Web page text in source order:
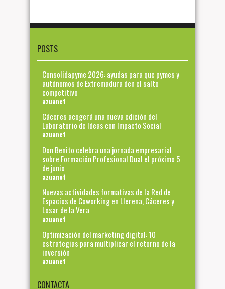
POSTS
Consolidapyme 2026: ayudas para que pymes y
autónomos de Extremadura den el salto
competitivo
azuanet
Cáceres acogerá una nueva edición del
Laboratorio de Ideas con Impacto Social
azuanet
Don Benito celebra una jornada empresarial
sobre Formación Profesional Dual el próximo 5
de junio
azuanet
Nuevas actividades formativas de la Red de
Espacios de Coworking en Llerena, Cáceres y
Losar de la Vera
azuanet
Optimización del marketing digital: 10
estrategias para multiplicar el retorno de la
inversión
azuanet
CONTACTA